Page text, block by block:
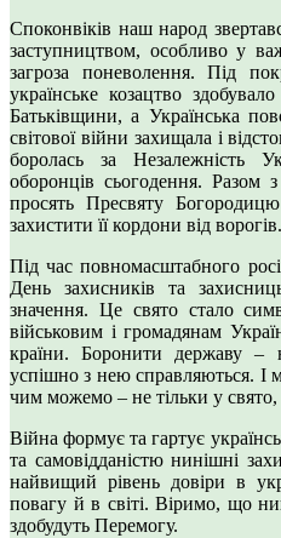
Споконвіків наш народ
заступництвом, особливо у
загроза поневолення. Під
українське козацтво
Батьківщини, а Українська
світової війни захищала і
боролась за Незалежність
оборонців сьогодення. Разом
просять Пресвяту
захистити її кордони від ворогів.
Під час повномасштабного
День захисників та
значення. Це свято стало
військовим і громадянам
країни. Боронити державу –
успішно з нею справляються. І
чим можемо – не тільки у
Війна формує та гартує
та самовідданістю нинішні
найвищий рівень довіри в
повагу й в світі. Віримо, що
здобудуть Перемогу.